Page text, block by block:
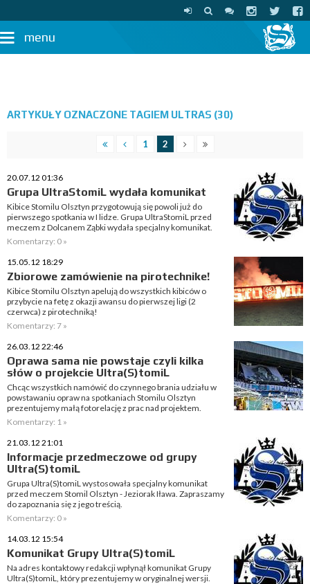
menu
ARTYKUŁY OZNACZONE TAGIEM ULTRAS (30)
1 2
20.07.12 01:36
Grupa UltraStomiL wydała komunikat
Kibice Stomilu Olsztyn przygotowują się powoli już do
pierwszego spotkania w I lidze. Grupa UltraStomiL przed
meczem z Dolcanem Ząbki wydała specjalny komunikat.
Komentarzy: 0 »
15.05.12 18:29
Zbiorowe zamówienie na pirotechnike!
Kibice Stomilu Olsztyn apelują do wszystkich kibiców o
przybycie na fetę z okazji awansu do pierwszej ligi (2
czerwca) z pirotechniką!
Komentarzy: 7 »
26.03.12 22:46
Oprawa sama nie powstaje czyli kilka
słów o projekcie Ultra(S)tomiL
Chcąc wszystkich namówić do czynnego brania udziału w
powstawaniu opraw na spotkaniach Stomilu Olsztyn
prezentujemy małą fotorelację z prac nad projektem.
Komentarzy: 1 »
21.03.12 21:01
Informacje przedmeczowe od grupy
Ultra(S)tomiL
Grupa Ultra(S)tomiL wystosowała specjalny komunikat
przed meczem Stomil Olsztyn - Jeziorak Iława. Zapraszamy
do zapoznania się z jego treścią.
Komentarzy: 0 »
14.03.12 15:54
Komunikat Grupy Ultra(S)tomiL
Na adres kontaktowy redakcji wpłynął komunikat Grupy
Ultra(S)tomiL, który prezentujemy w oryginalnej wersji.